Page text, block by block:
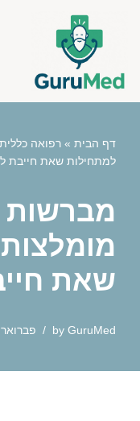
content
דף הבית » רפואה
למתחילות שאת חייבת
מברשות
שאת
by GuruMed פברואר 3, 2026